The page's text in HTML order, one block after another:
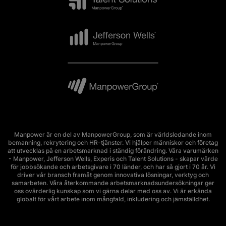
Manpower är en del av ManpowerGroup, som är världsledande inom
bemanning, rekrytering och HR-tjänster. Vi hjälper människor och företag
att utvecklas på en arbetsmarknad i ständig förändring. Våra varumärken
- Manpower, Jefferson Wells, Experis och Talent Solutions - skapar värde
för jobbsökande och arbetsgivare i 70 länder, och har så gjort i 70 år. Vi
driver vår bransch framåt genom innovativa lösningar, verktyg och
samarbeten. Våra återkommande arbetsmarknadsundersökningar ger
oss ovärderlig kunskap som vi gärna delar med oss av. Vi är erkända
globalt för vårt arbete inom mångfald, inkludering och jämställdhet.